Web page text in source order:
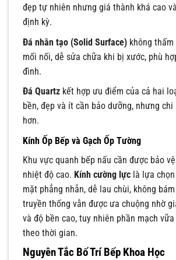
đẹp tự nhiên nhưng giá thành khá cao
định kỳ.
Đá nhân tạo (Solid Surface) không
mối nối, dễ sửa chữa khi bị xước, phù
đình.
Đá Quartz kết hợp ưu điểm của cả hai
bền, đẹp và ít cần bảo dưỡng, nhưng
hơn.
Kính Ốp Bếp và Gạch Ốp Tường
Khu vực quanh bếp nấu cần được bảo
nhiệt độ cao. Kính cường lực là lựa
mặt phẳng nhẵn, dễ lau chùi, không
truyền thống vẫn được ưa chuộng nhờ
và độ bền cao, tuy nhiên phần mạch
theo thời gian.
Nguyên Tắc Bố Trí Bếp Khoa Học